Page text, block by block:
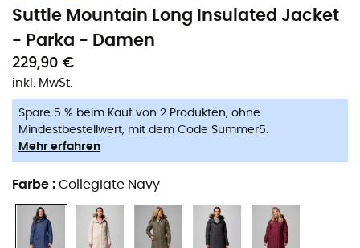
Suttle Mountain Long Insulated Jacket
- Parka - Damen
229,90 €
inkl. MwSt.
Spare 5 % beim Kauf von 2 Produkten, ohne
Mindestbestellwert, mit dem Code Summer5.
Mehr erfahren
Farbe : Collegiate Navy
Schutz, ohne auf Stil zu verzichten.
DieSuttle Mountain Long Insulated Jacket
dich auf deinem Winterabenteuer. Dank ihres
Bewegungsfreiheit. So kannst du dich auf deine Leistung
konzentrieren, ohne von sperriger Kleidung gestört zu
werden.
Omni-Heat™ Thermoreflexion
Wasserabweisender Stoff, der Feuchtigkeit und
leichten Regen ableitet